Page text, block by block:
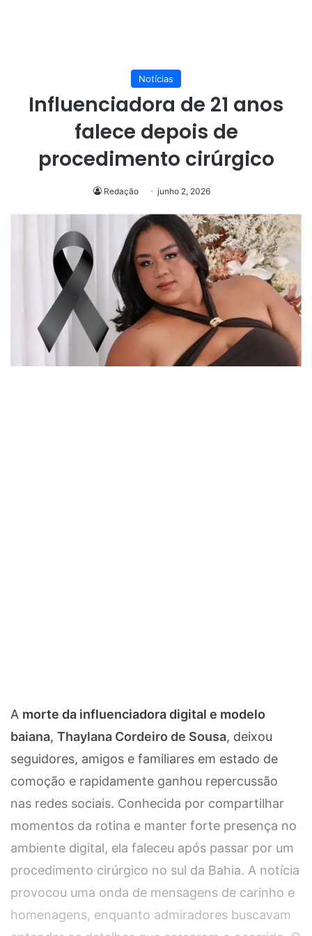
Notícias
Influenciadora de 21 anos
falece depois de
procedimento cirúrgico
Redação junho 2, 2026
A morte da influenciadora digital e modelo
baiana, Thaylana Cordeiro de Sousa, deixou
seguidores, amigos e familiares em estado de
comoção e rapidamente ganhou repercussão
nas redes sociais. Conhecida por compartilhar
momentos da rotina e manter forte presença no
ambiente digital, ela faleceu após passar por um
procedimento cirúrgico no sul da Bahia. A notícia
provocou uma onda de mensagens de carinho e
homenagens, enquanto admiradores buscavam